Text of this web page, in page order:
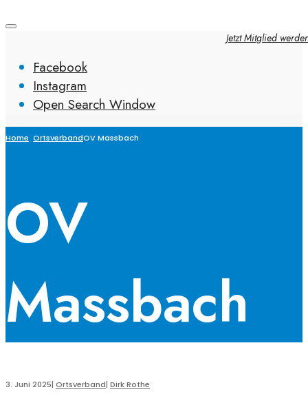
Jetzt Mitglied
Facebook
Instagram
Open Search Window
Home OrtsverbandOV Massbach
OV
Massbach
3. Juni 2025| Ortsverband| Dirk Rothe